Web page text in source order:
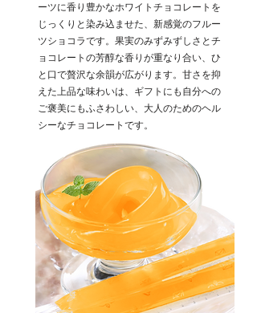
ーツに香り豊かなホワイトチョコレートを
じっくりと染み込ませた、新感覚のフルー
ツショコラです。果実のみずみずしさとチ
ョコレートの芳醇な香りが重なり合い、ひ
と口で贅沢な余韻が広がります。甘さを抑
えた上品な味わいは、ギフトにも自分への
ご褒美にもふさわしい、大人のためのヘル
シーなチョコレートです。